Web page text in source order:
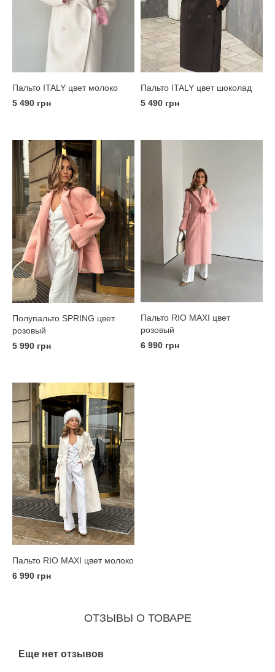
Пальто ITALY цвет молоко
5 490 грн
Пальто ITALY цвет шоколад
5 490 грн
Полупальто SPRING цвет
розовый
5 990 грн
Пальто RIO MAXI цвет
розовый
6 990 грн
Пальто RIO MAXI цвет молоко
6 990 грн
ОТЗЫВЫ О ТОВАРЕ
Еще нет отзывов